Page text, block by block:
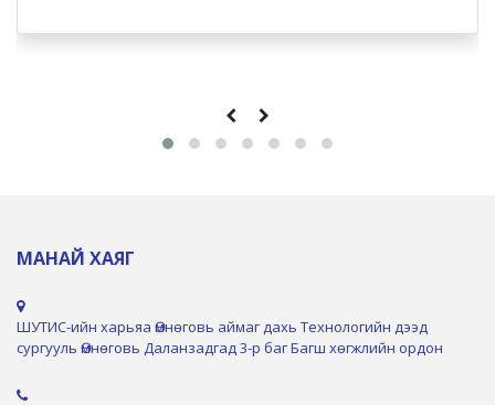
МАНАЙ ХАЯГ
ШУТИС-ийн харьяа Өмнөговь аймаг дахь Технологийн дээд
сургууль Өмнөговь Даланзадгад 3-р баг Багш хөгжлийн ордон